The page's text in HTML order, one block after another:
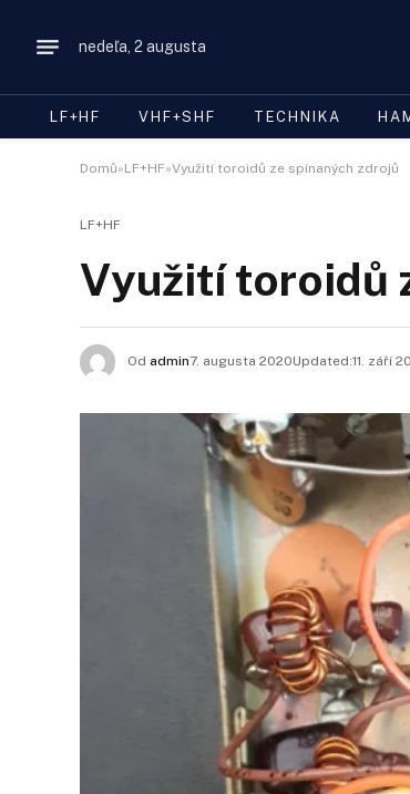
nedeľa, 2 augusta
LF+HF VHF+SHF TECHNIKA
Domů»LF+HF»Využití toroidů ze spínaných zdrojů
LF+HF
Využití toroidů
Od admin7. augusta 2020Updated:11. září